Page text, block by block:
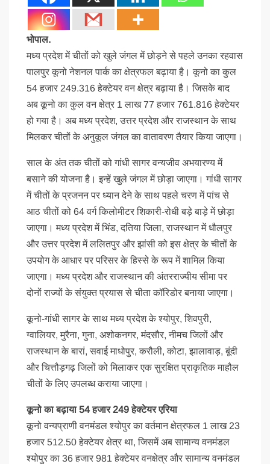
भोपाल.
मध्य प्रदेश में चीतों को खुले जंगल में छोड़ने से पहले उनका रहवास
पालपुर कूनो नेशनल पार्क का क्षेत्रफल बढ़ाया है। कूनो का कुल
54 हजार 249.316 हेक्टेयर वन क्षेत्र बढ़ाया है। जिसके बाद
अब कूनो का कुल वन क्षेत्र 1 लाख 77 हजार 761.816 हेक्टेयर
हो गया है। अब मध्य प्रदेश, उत्तर प्रदेश और राजस्थान के साथ
मिलकर चीतों के अनुकूल जंगल का वातावरण तैयार किया जाएगा।
साल के अंत तक चीतों को गांधी सागर वन्यजीव अभयारण्य में
बसाने की योजना है। इन्हें खुले जंगल में छोड़ा जाएगा। गांधी सागर
में चीतों के प्रजनन पर ध्यान देने के साथ पहले चरण में पांच से
आठ चीतों को 64 वर्ग किलोमीटर शिकारी-रोधी बड़े बाड़े में छोड़ा
जाएगा। मध्य प्रदेश में भिंड, दतिया जिला, राजस्थान में धौलपुर
और उत्तर प्रदेश में ललितपुर और झांसी को इस क्षेत्र के चीतों के
उपयोग के आधार पर परिसर के हिस्से के रूप में शामिल किया
जाएगा। मध्य प्रदेश और राजस्थान की अंतरराज्यीय सीमा पर
दोनों राज्यों के संयुक्त प्रयास से चीता कॉरिडोर बनाया जाएगा।
कूनो-गांधी सागर के साथ मध्य प्रदेश के श्योपुर, शिवपुरी,
ग्वालियर, मुरैना, गुना, अशोकनगर, मंदसौर, नीमच जिलों और
राजस्थान के बारां, सवाई माधोपुर, करौली, कोटा, झालावाड़, बूंदी
और चित्तौड़गढ़ जिलों को मिलाकर एक सुरक्षित प्राकृतिक माहौल
चीतों के लिए उपलब्ध कराया जाएगा।
कूनो का बढ़ाया 54 हजार 249 हेक्टेयर एरिया
कूनो वन्यप्राणी वनमंडल श्योपुर का वर्तमान क्षेत्रफल 1 लाख 23
हजार 512.50 हेक्टेयर क्षेत्र था, जिसमें अब सामान्य वनमंडल
श्योपुर का 36 हजार 981 हेक्टेयर वनक्षेत्र और सामान्य वनमंडल